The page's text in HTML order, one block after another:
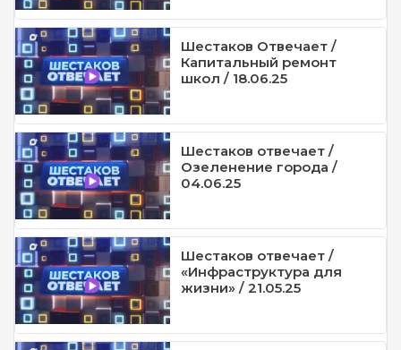
Шестаков Отвечает /
Капитальный ремонт
школ / 18.06.25
Шестаков отвечает /
Озеленение города /
04.06.25
Шестаков отвечает /
«Инфраструктура для
жизни» / 21.05.25